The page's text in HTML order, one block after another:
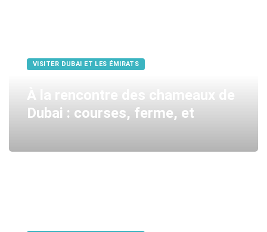
VISITER DUBAI ET LES ÉMIRATS
À la rencontre des chameaux de
Dubai : courses, ferme, et